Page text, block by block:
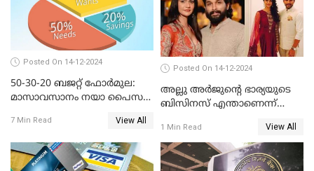
Posted On 14-12-2024
50-30-20 ബജറ്റ് ഫോർമുല:
മാസാവസാനം നയാ പൈസ
7 Min Read View All
Posted On 14-12-2024
അല്ലു അർജുൻ്റെ ഭാര്യയുടെ
ബിസിനസ് എന്താണെന്ന്
1 Min Read View All